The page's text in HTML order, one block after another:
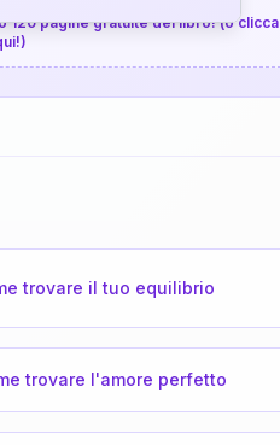
pagine gratuite del libro! (o clicca
trovare il tuo equilibrio
trovare l'amore perfetto